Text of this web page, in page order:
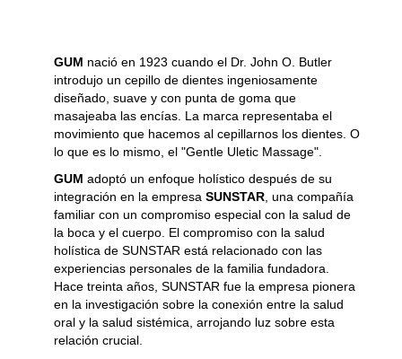
GUM nació en 1923 cuando el Dr. John O. Butler
introdujo un cepillo de dientes ingeniosamente
diseñado, suave y con punta de goma que
masajeaba las encías. La marca representaba el
movimiento que hacemos al cepillarnos los dientes. O
lo que es lo mismo, el "Gentle Uletic Massage".
GUM adoptó un enfoque holístico después de su
integración en la empresa SUNSTAR , una compañía
familiar con un compromiso especial con la salud de
la boca y el cuerpo. El compromiso con la salud
holística de SUNSTAR está relacionado con las
experiencias personales de la familia fundadora.
Hace treinta años, SUNSTAR fue la empresa pionera
en la investigación sobre la conexión entre la salud
oral y la salud sistémica, arrojando luz sobre esta
relación crucial.